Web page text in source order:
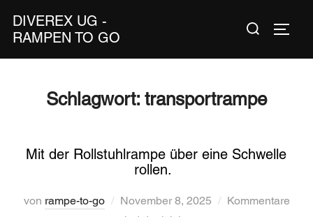
InhaltDIVEREX UG -
RAMPEN TO GO
Suchen
Schlagwort: transportrampe
Mit der Rollstuhlrampe über eine Schwelle
rollen.
von rampe-to-go
Veröffentlicht
November 8, 2025
Kommentare